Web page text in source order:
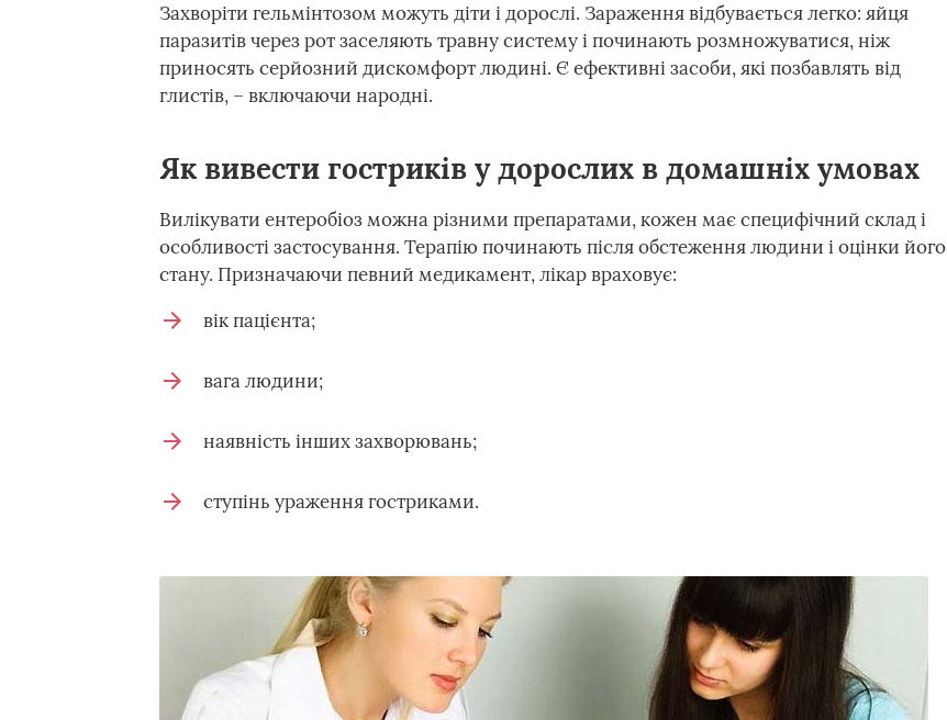
Захворіти гельмінтозом можуть діти і дорослі. Зараження відбувається легко: яйця
паразитів через рот заселяють травну систему і починають розмножуватися, ніж
приносять серйозний дискомфорт людині. Є ефективні засоби, які позбавлять від
глистів, – включаючи народні.
Як вивести гостриків у дорослих в домашніх умовах
Вилікувати ентеробіоз можна різними препаратами, кожен має специфічний склад і
особливості застосування. Терапію починають після обстеження людини і оцінки його
стану. Призначаючи певний медикамент, лікар враховує:
вік пацієнта;
вага людини;
наявність інших захворювань;
ступінь ураження гостриками.